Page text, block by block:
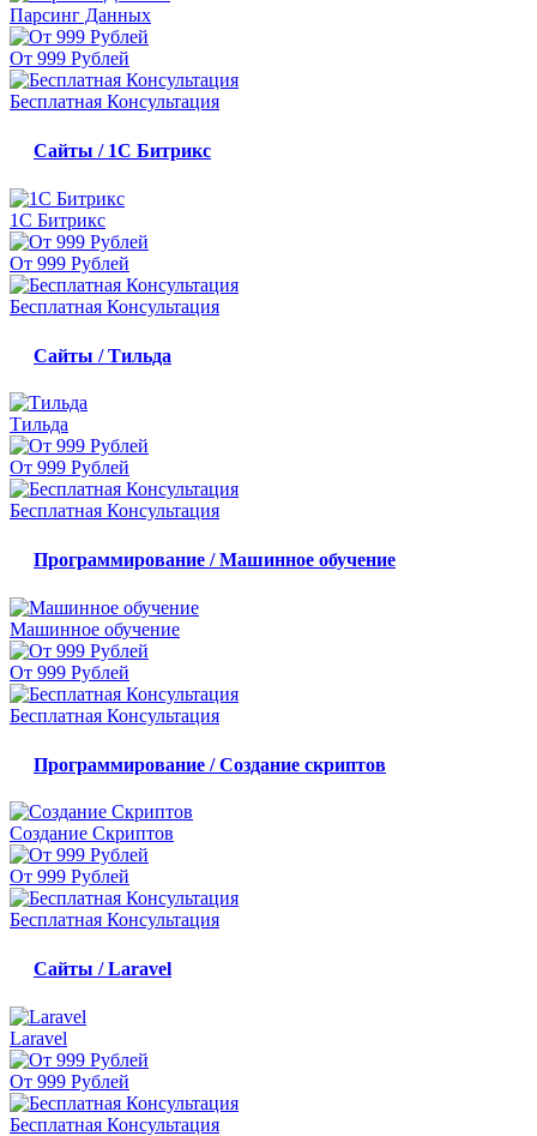
Парсинг Данных
От 999 Рублей
Бесплатная Консультация
Сайты / 1С Битрикс
1С Битрикс
От 999 Рублей
Бесплатная Консультация
Сайты / Тильда
Тильда
От 999 Рублей
Бесплатная Консультация
Программирование / Машинное обучение
Машинное обучение
От 999 Рублей
Бесплатная Консультация
Программирование / Создание скриптов
Создание Скриптов
От 999 Рублей
Бесплатная Консультация
Сайты / Laravel
Laravel
От 999 Рублей
Бесплатная Консультация